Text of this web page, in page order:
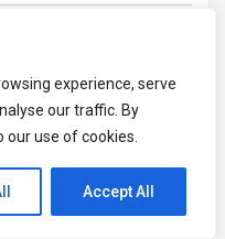
experience, serve
our traffic. By
use of cookies.
Accept All